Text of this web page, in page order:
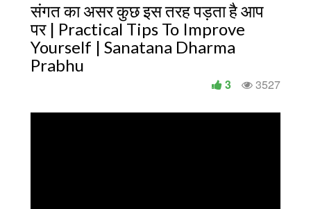
संगत का असर कुछ इस तरह पड़ता है आप
पर | Practical Tips To Improve
Yourself | Sanatana Dharma
Prabhu
3527
3